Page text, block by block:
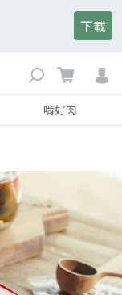
下載
啃好肉